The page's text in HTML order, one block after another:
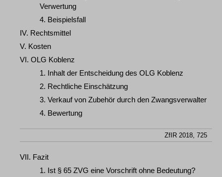
Verwertung
4. Beispielsfall
IV. Rechtsmittel
V. Kosten
VI. OLG Koblenz
1. Inhalt der Entscheidung des OLG Koblenz
2. Rechtliche Einschätzung
3. Verkauf von Zubehör durch den Zwangsverwalter
4. Bewertung
ZfIR 2018, 725
VII. Fazit
1. Ist § 65 ZVG eine Vorschrift ohne Bedeutung?